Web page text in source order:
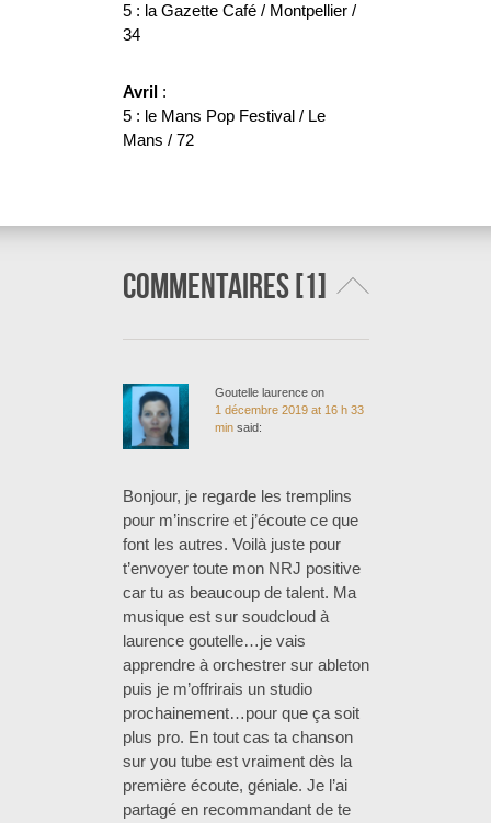
5 : la Gazette Café / Montpellier /
34
Avril:
5 : le Mans Pop Festival / Le
Mans / 72
Commentaires [1]
Goutelle laurenceon
1 décembre 2019 at 16 h 33
minsaid:
Bonjour, je regarde les tremplins
pour m’inscrire et j’écoute ce que
font les autres. Voilà juste pour
t’envoyer toute mon NRJ positive
car tu as beaucoup de talent. Ma
musique est sur soudcloud à
laurence goutelle…je vais
apprendre à orchestrer sur ableton
puis je m’offrirais un studio
prochainement…pour que ça soit
plus pro. En tout cas ta chanson
sur you tube est vraiment dès la
première écoute, géniale. Je l’ai
partagé en recommandant de te